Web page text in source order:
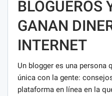
BLOGUEROS
GANAN
INTERNET
Un blogger es una
única con la gente:
plataforma en línea en la